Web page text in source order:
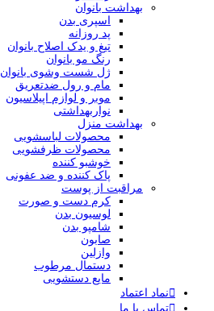
بهداشت بانوان
اسپری بدن
پد روزانه
تیغ و یدک اصلاح بانوان
رنگ مو بانوان
ژل شست وشوی بانوان
مام و رول ضدتعریق
موبر و لوازم اپیلاسیون
نواربهداشتی
بهداشت منزل
محصولات لباسشویی
محصولات ظرفشویی
خوشبو کننده
پاک کننده و ضد عفونی
مراقبت از پوست
کرم دست و صورت
لوسیون بدن
شامپو بدن
صابون
وازلین
دستمال مرطوب
مایع دستشویی
نماد اعتماد
تماس با ما